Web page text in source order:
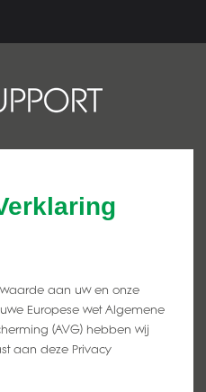
waarde aan uw en onze
Europese wet Algemene
(AVG) hebben wij
aan deze Privacy